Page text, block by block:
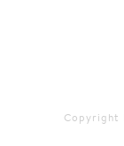
Copyright